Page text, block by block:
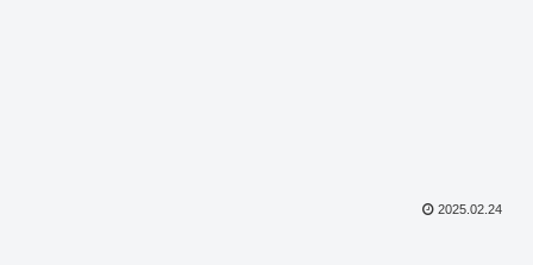
2025.02.24